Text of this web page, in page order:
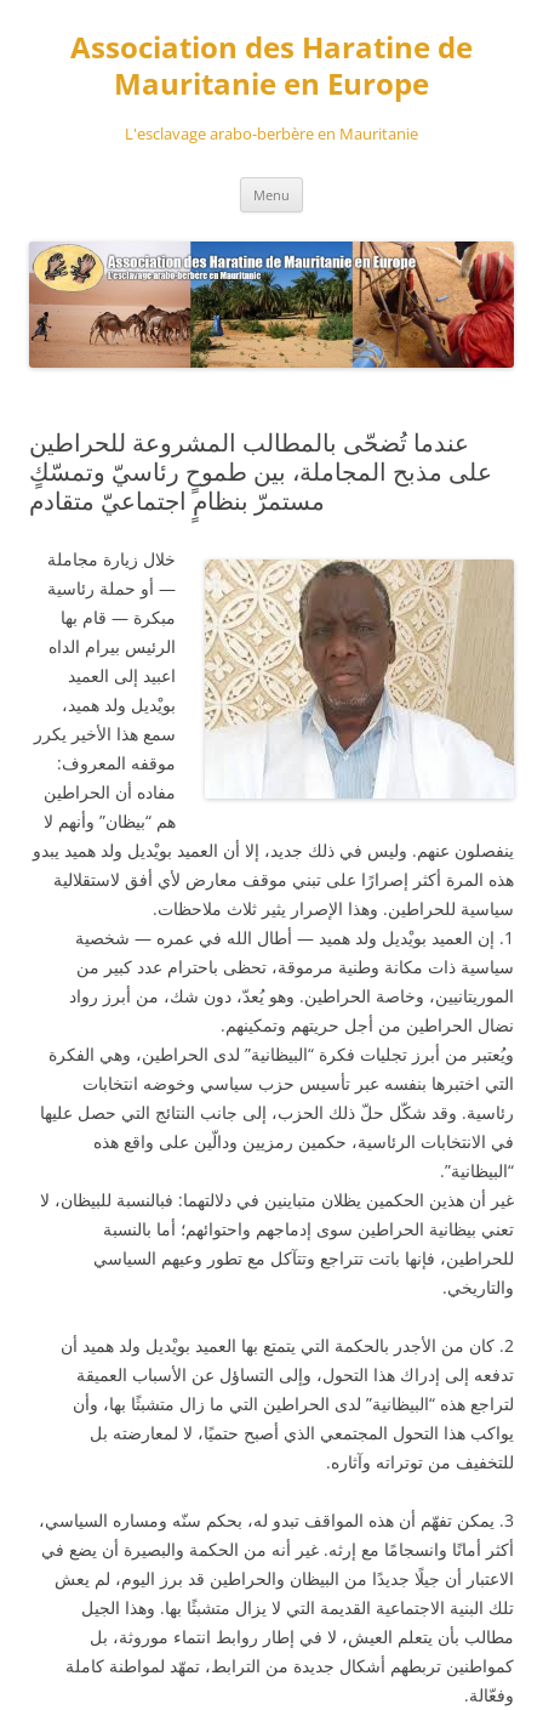
contenuAssociation des Haratine de
Mauritanie en Europe
L'esclavage arabo-berbère en Mauritanie
Menu
عندما تُضحّى بالمطالب المشروعة للحراطين
على مذبح المجاملة، بين طموحٍ رئاسيّ وتمسّكٍ
مستمرّ بنظامٍ اجتماعيّ متقادم
خلال زيارة مجاملة
— أو حملة رئاسية
مبكرة — قام بها
الرئيس بيرام الداه
اعبيد إلى العميد
بويْديل ولد هميد،
سمع هذا الأخير يكرر
موقفه المعروف:
مفاده أن الحراطين
هم “بيظان” وأنهم لا
ينفصلون عنهم. وليس في ذلك جديد، إلا أن العميد بويْديل ولد هميد يبدو
هذه المرة أكثر إصرارًا على تبني موقف معارض لأي أفق لاستقلالية
سياسية للحراطين. وهذا الإصرار يثير ثلاث ملاحظات.
1. إن العميد بويْديل ولد هميد — أطال الله في عمره — شخصية
سياسية ذات مكانة وطنية مرموقة، تحظى باحترام عدد كبير من
الموريتانيين، وخاصة الحراطين. وهو يُعدّ، دون شك، من أبرز رواد
نضال الحراطين من أجل حريتهم وتمكينهم.
ويُعتبر من أبرز تجليات فكرة “البيظانية” لدى الحراطين، وهي الفكرة
التي اختبرها بنفسه عبر تأسيس حزب سياسي وخوضه انتخابات
رئاسية. وقد شكّل حلّ ذلك الحزب، إلى جانب النتائج التي حصل عليها
في الانتخابات الرئاسية، حكمين رمزيين ودالّين على واقع هذه
“البيظانية”.
غير أن هذين الحكمين يظلان متباينين في دلالتهما: فبالنسبة للبيظان، لا
تعني بيظانية الحراطين سوى إدماجهم واحتوائهم؛ أما بالنسبة
للحراطين، فإنها باتت تتراجع وتتآكل مع تطور وعيهم السياسي
والتاريخي.
2. كان من الأجدر بالحكمة التي يتمتع بها العميد بويْديل ولد هميد أن
تدفعه إلى إدراك هذا التحول، وإلى التساؤل عن الأسباب العميقة
لتراجع هذه “البيظانية” لدى الحراطين التي ما زال متشبثًا بها، وأن
يواكب هذا التحول المجتمعي الذي أصبح حتميًا، لا لمعارضته بل
للتخفيف من توتراته وآثاره.
3. يمكن تفهّم أن هذه المواقف تبدو له، بحكم سنّه ومساره السياسي،
أكثر أمانًا وانسجامًا مع إرثه. غير أنه من الحكمة والبصيرة أن يضع في
الاعتبار أن جيلًا جديدًا من البيظان والحراطين قد برز اليوم، لم يعش
تلك البنية الاجتماعية القديمة التي لا يزال متشبثًا بها. وهذا الجيل
مطالب بأن يتعلم العيش، لا في إطار روابط انتماء موروثة، بل
كمواطنين تربطهم أشكال جديدة من الترابط، تمهّد لمواطنة كاملة
وفعّالة.